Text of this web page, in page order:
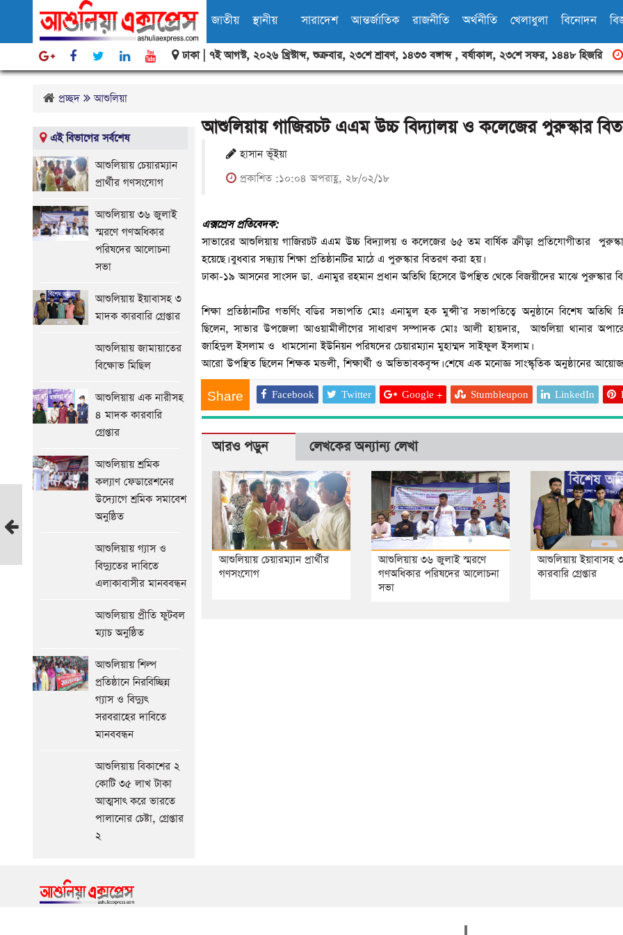
জাতীয় স্থানীয় সারাদেশ আন্তর্জাতিক রাজনীতি অর্থনীতি খেলাধুলা বিনোদন
বিবিধ
ঢাকা | ৭ই আগস্ট, ২০২৬ খ্রিস্টাব্দ,শুক্রবার, ২৩শে শ্রাবণ, ১৪৩৩ বঙ্গাব্দ,বর্ষাকাল, ২৩শে সফর, ১৪৪৮ হিজরি
`জাতিসংঘে
সাভারে
ভোটিং
শুরু
প্রচ্ছদ আশুলিয়া
আশুলিয়ায় গাজিরচট এএম উচ্চ বিদ্যালয় ও কলেজের পুরুস্কার
হাসান ভূঁইয়া
প্রকাশিত :১০:০৪ অপরাহ্ণ, ২৮/০২/১৮
এক্সপ্রেস প্রতিবেদক:
সাভারের আশুলিয়ায় গাজিরচট এএম উচ্চ বিদ্যালয় ও কলেজের ৬৫ তম বার্ষিক ক্রীড়া প্রতিযোগীতার
হয়েছে। বুধবার সন্ধ্যায় শিক্ষা প্রতিষ্ঠানটির মাঠে এ পুরুস্কার বিতরণ করা হয়।
ঢাকা-১৯ আসনের সাংসদ ডা. এনামুর রহমান প্রধান অতিথি হিসেবে উপস্থিত থেকে বিজয়ীদের মাঝে পুরুস্কার
শিক্ষা প্রতিষ্ঠানটির গভর্ণিং বডির সভাপতি মোঃ এনামুল হক মুন্সী’র সভাপতিত্বে অনুষ্ঠানে বিশেষ অতিথি
ছিলেন, সাভার উপজেলা আওয়ামীলীগের সাধারণ সম্পাদক মোঃ আলী হায়দার, আশুলিয়া থানার
জাহিদুল ইসলাম ও ধামসোনা ইউনিয়ন পরিষদের চেয়ারম্যান মুহাম্মদ সাইফুল ইসলাম।
আরো উপস্থিত ছিলেন শিক্ষক মন্ডলী, শিক্ষার্থী ও অভিভাবকবৃন্দ। শেষে এক মনোজ্ঞ সাংস্কৃতিক অনুষ্ঠানের
Share Facebook Twitter Google + Stumbleupon LinkedIn
আরও পড়ুন লেখকের অন্যান্য লেখা
আশুলিয়ায় চেয়ারম্যান প্রার্থীর
গণসংযোগ
আশুলিয়ায় ৩৬ জুলাই স্মরণে
গণঅধিকার পরিষদের আলোচনা
সভা
আশুলিয়ায় ইয়াবাসহ
কারবারি গ্রেপ্তার
এই বিভাগের সর্বশেষ
আশুলিয়ায় চেয়ারম্যান
প্রার্থীর গণসংযোগ
আশুলিয়ায় ৩৬ জুলাই
স্মরণে গণঅধিকার
পরিষদের আলোচনা
সভা
আশুলিয়ায় ইয়াবাসহ ৩
মাদক কারবারি গ্রেপ্তার
আশুলিয়ায় জামায়াতের
বিক্ষোভ মিছিল
আশুলিয়ায় এক নারীসহ
৪ মাদক কারবারি
গ্রেপ্তার
আশুলিয়ায় শ্রমিক
কল্যাণ ফেডারেশনের
উদ্যোগে শ্রমিক সমাবেশ
অনুষ্ঠিত
আশুলিয়ায় গ্যাস ও
বিদ্যুতের দাবিতে
এলাকাবাসীর মানববন্ধন
আশুলিয়ায় প্রীতি ফুটবল
ম্যাচ অনুষ্ঠিত
আশুলিয়ায় শিল্প
প্রতিষ্ঠানে নিরবিচ্ছিন্ন
গ্যাস ও বিদ্যুৎ
সরবরাহের দাবিতে
মানববন্ধন
আশুলিয়ায় বিকাশের ২
কোটি ৩৫ লাখ টাকা
আত্মসাৎ করে ভারতে
পালানোর চেষ্টা, গ্রেপ্তার
২
আশুলিয়ায় চলন্ত বাসে
চালক-হেলপারসহ